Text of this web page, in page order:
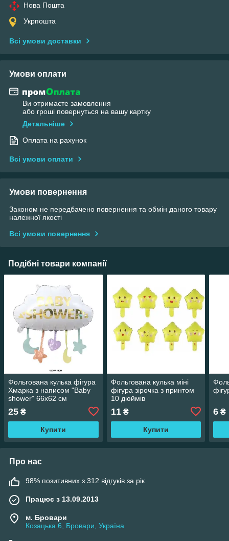
Нова Пошта
Укрпошта
Всі умови доставки
Умови оплати
Ви отримаєте замовлення
або гроші повернуться на вашу картку
Детальніше
Оплата на рахунок
Всі умови оплати
Умови повернення
Законом не передбачено повернення та обмін даного товару
належної якості
Всі умови повернення
Подібні товари компанії
Фольгована кулька фігура
Хмарка з написом "Baby
shower" 66х62 см
25 ₴
Купити
Фольгована кулька міні
фігура зірочка з принтом
10 дюймів
11₴
Купити
6 ₴
Про нас
98% позитивних з 312 відгуків за рік
Працює з 13.09.2013
м. Бровари
Козацька 6, Бровари, Україна